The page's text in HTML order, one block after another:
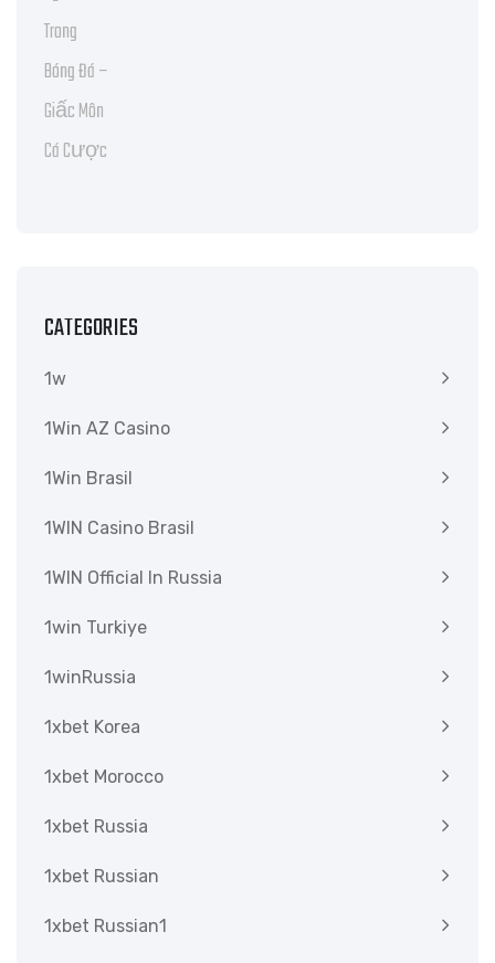
CATEGORIES
1w
1Win AZ Casino
1Win Brasil
1WIN Casino Brasil
1WIN Official In Russia
1win Turkiye
1winRussia
1xbet Korea
1xbet Morocco
1xbet Russia
1xbet Russian
1xbet Russian1